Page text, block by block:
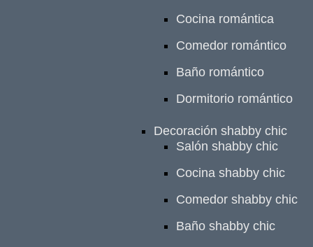
Cocina romántica
Comedor romántico
Baño romántico
Dormitorio romántico
Decoración shabby chic
Salón shabby chic
Cocina shabby chic
Comedor shabby chic
Baño shabby chic